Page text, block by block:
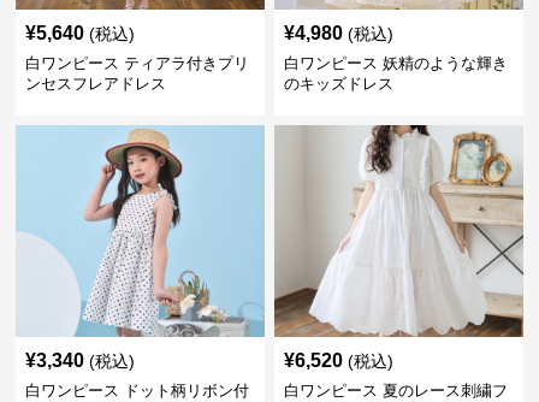
¥5,640 (税込)
白ワンピース ティアラ付きプリ
ンセスフレアドレス
¥4,980 (税込)
白ワンピース 妖精のような輝き
のキッズドレス
¥3,340 (税込)
白ワンピース ドット柄リボン付
¥6,520 (税込)
白ワンピース 夏のレース刺繍フ